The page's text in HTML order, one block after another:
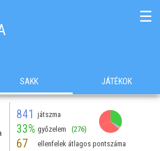
☰
SAKK JÁTÉKOK
841 játszma
33% győzelem (276)
67 ellenfelek átlagos pontszáma